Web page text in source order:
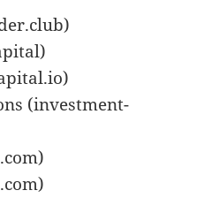
(investment-